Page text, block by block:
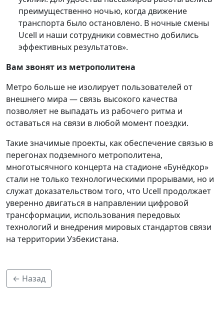
преимущественно ночью, когда движение
транспорта было остановлено. В ночные смены
Ucell и наши сотрудники совместно добились
эффективных результатов».
Вам звонят из метрополитена
Метро больше не изолирует пользователей от
внешнего мира — связь высокого качества
позволяет не выпадать из рабочего ритма и
оставаться на связи в любой момент поездки.
Такие значимые проекты, как обеспечение связью в
перегонах подземного метрополитена,
многотысячного концерта на стадионе «Бунёдкор»
стали не только технологическими прорывами, но и
служат доказательством того, что Ucell продолжает
уверенно двигаться в направлении цифровой
трансформации, использования передовых
технологий и внедрения мировых стандартов связи
на территории Узбекистана.
← Назад